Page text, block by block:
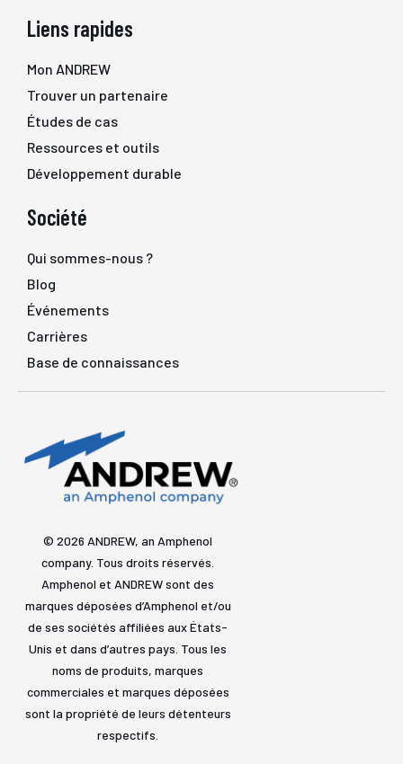
Liens rapides
Mon ANDREW
Trouver un partenaire
Études de cas
Ressources et outils
Développement durable
Société
Qui sommes-nous ?
Blog
Événements
Carrières
Base de connaissances
© 2026 ANDREW, an Amphenol
company. Tous droits réservés.
Amphenol et ANDREW sont des
marques déposées d’Amphenol et/ou
de ses sociétés affiliées aux États-
Unis et dans d’autres pays. Tous les
noms de produits, marques
commerciales et marques déposées
sont la propriété de leurs détenteurs
respectifs.